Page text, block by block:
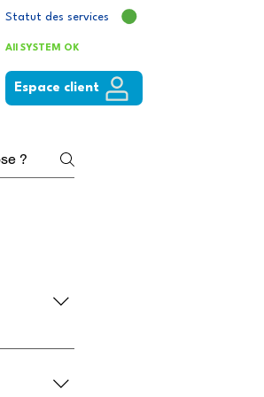
Statut des services
All SYSTEM OK
Espace client